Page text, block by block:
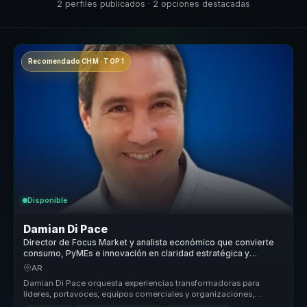
2 perfiles publicados · 2 opciones destacadas
Recomendado CHM · TOP 1
Disponible
Damian Di Pace
Director de Focus Market y analista económico que convierte
consumo, PyMEs e innovación en claridad estratégica y
mejores decisiones comerciales para líderes.
AR
Damian Di Pace orquesta experiencias transformadoras para
líderes, portavoces, equipos comerciales y organizaciones,
permitiéndoles dejar...